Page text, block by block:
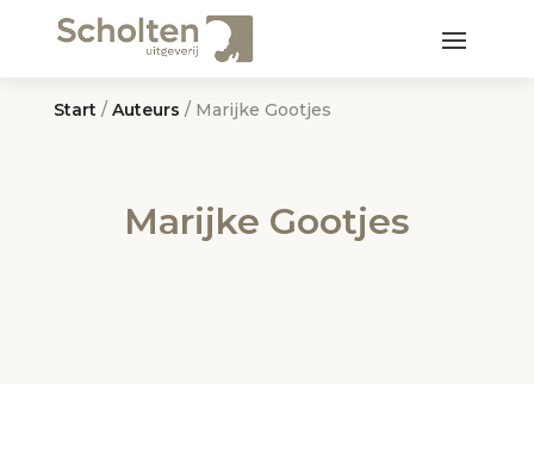
Start / Auteurs / Marijke Gootjes
Marijke Gootjes